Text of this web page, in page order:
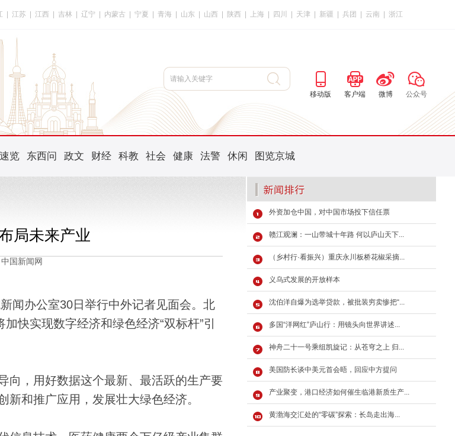
江苏 江西 吉林 辽宁 内蒙古 宁夏 青海 山东 山西 陕西 上海 四川 天津 新疆 兵团 云南 浙江
移动版 客户端 微博 公众号
览 东西问 政文 财经 科教 社会 健康 法警 休闲 图览京城
局未来产业
国新闻网
办公室30日举行中外记者见面会。北
快实现数字经济和绿色经济“双标杆”引
，用好数据这个最新、最活跃的生产要
和推广应用，发展壮大绿色经济。
外资加仓中国，对中国市场投下信任票
赣江观澜：一山带城十年路 何以庐山天下...
（乡村行·看振兴）重庆永川板桥花椒采摘...
义乌式发展的开放样本
沈伯洋自爆为选举贷款，被批装穷卖惨把“...
多国“洋网红”庐山行：用镜头向世界讲述...
神舟二十一号乘组凯旋记：从苍穹之上 归...
美国防长谈中美元首会晤，回应中方提问
产业聚变，港口经济如何催生临港新质生产...
黄渤海交汇处的“零碳”探索：长岛走出海...